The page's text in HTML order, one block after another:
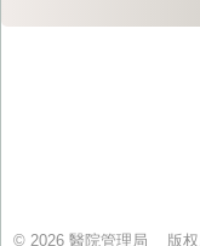
© 2026 醫院管理局 版